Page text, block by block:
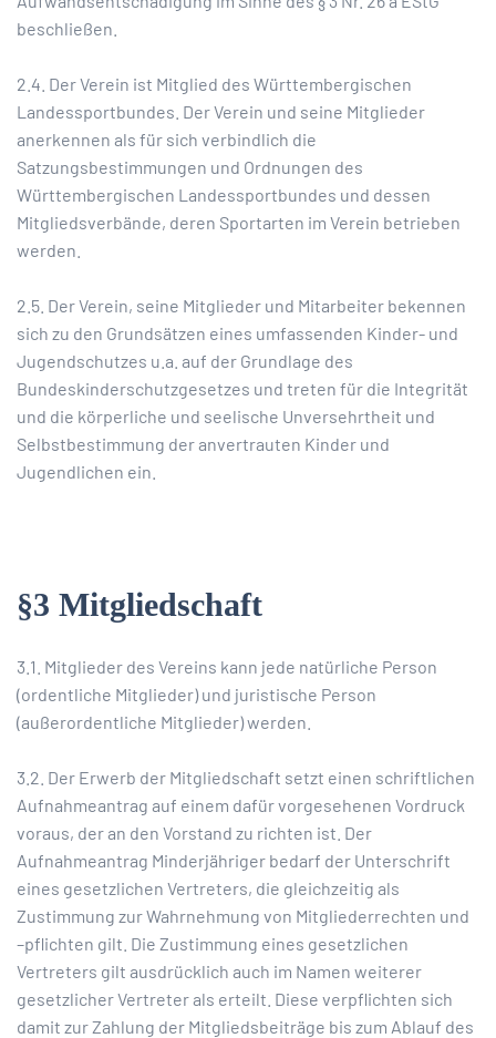
beschließen.
2.4. Der Verein ist Mitglied des Württembergischen
Landessportbundes. Der Verein und seine Mitglieder
anerkennen als für sich verbindlich die
Satzungsbestimmungen und Ordnungen des
Württembergischen Landessportbundes und dessen
Mitgliedsverbände, deren Sportarten im Verein betrieben
werden.
2.5. Der Verein, seine Mitglieder und Mitarbeiter bekennen
sich zu den Grundsätzen eines umfassenden Kinder- und
Jugendschutzes u.a. auf der Grundlage des
Bundeskinderschutzgesetzes und treten für die Integrität
und die körperliche und seelische Unversehrtheit und
Selbstbestimmung der anvertrauten Kinder und
Jugendlichen ein.
§3 Mitgliedschaft
3.1. Mitglieder des Vereins kann jede natürliche Person
(ordentliche Mitglieder) und juristische Person
(außerordentliche Mitglieder) werden.
3.2. Der Erwerb der Mitgliedschaft setzt einen schriftlichen
Aufnahmeantrag auf einem dafür vorgesehenen Vordruck
voraus, der an den Vorstand zu richten ist. Der
Aufnahmeantrag Minderjähriger bedarf der Unterschrift
eines gesetzlichen Vertreters, die gleichzeitig als
Zustimmung zur Wahrnehmung von Mitgliederrechten und
–pflichten gilt. Die Zustimmung eines gesetzlichen
Vertreters gilt ausdrücklich auch im Namen weiterer
gesetzlicher Vertreter als erteilt. Diese verpflichten sich
damit zur Zahlung der Mitgliedsbeiträge bis zum Ablauf des